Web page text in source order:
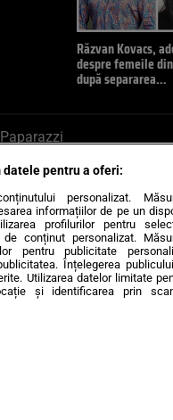
Răzvan Kovacs,
despre femeile
după separarea…
Paparazzi
mail la
Horoscop
pentru a oferi:
personalizat.
informațiilor de pe un
profilurilor pentru
conținut personalizat.
pentru publicitate
Înțelegerea
Utilizarea datelor limitate
și identificarea prin